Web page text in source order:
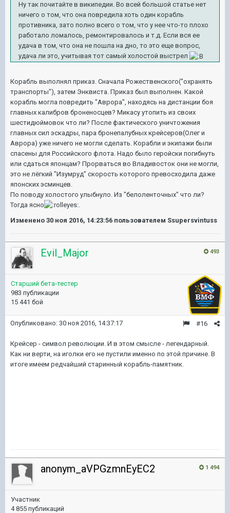
Ну так почитайте в википедии. Во всей большой статье нет
ничего о том, что она повредила хоть один корабль
противника, зато полно всего о том, что у нее что-то плохо
работало ломалось, ремонтировалось и т.д. Если вся ее
удача в том, что она не пошла на дно, то это еще вопрос,
удача ли это, учитывая тот самый холостой выстрел
Корабль выполнял приказ. Сначала Рожественского("охранять
транспорты"), затем Энквиста. Приказ был выполнен. Какой
корабль могла повредить "Аврора", находясь на дистанции боя
главных калибров броненосцев? Микасу утопить из своих
шестидюймовок что ли? После фактического уничтожения
главных сил эскадры, пара бронепалубных крейсеров(Олег и
Аврора) уже ничего не могли сделать. Корабли и экипажи были
спасены для Российского флота. Надо было геройски погибнуть
или сдаться японцам? Прорваться во Владивосток они не могли,
это не лёгкий "Изумруд" скорость которого превосходила даже
японских эсминцев.
По поводу холостого улыбнуло. Из "белоленточных" что ли?
Тогда ясно
Изменено 30 ноя 2016, 14:23:56 пользователем Ssupersvintuss
493
Evil_Major
Старший бета-тестер
983 публикации
15 441 бой
#16
Опубликовано: 30 ноя 2016, 14:37:17
Крейсер - символ революции. И в этом смысле - легендарный.
Как ни верти, на иголки его не пустили именно по этой причине. В
итоге имеем редчайший старинный корабль-памятник.
1 494
anonym_aVPGzmnEyEC2
Участник
4 855 публикаций